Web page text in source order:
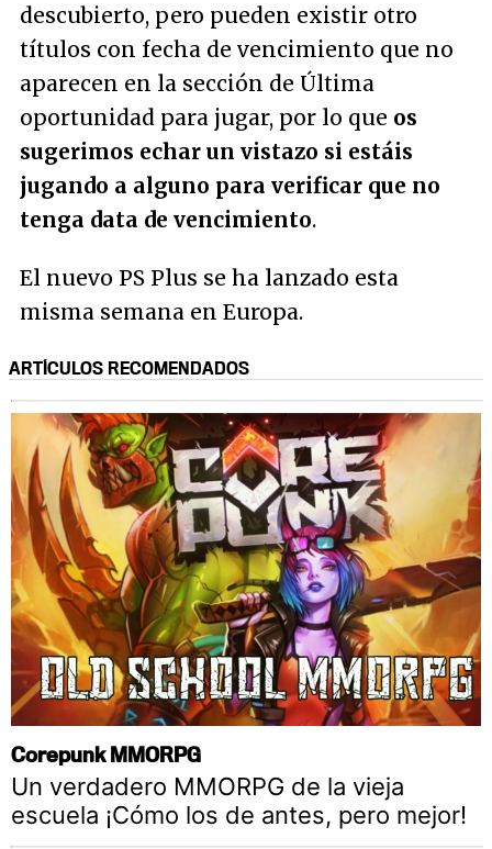
descubierto, pero pueden existir otro
títulos con fecha de vencimiento que no
aparecen en la sección de Última
oportunidad para jugar, por lo que os
sugerimos echar un vistazo si estáis
jugando a alguno para verificar que no
tenga data de vencimiento.
El nuevo PS Plus se ha lanzado esta
misma semana en Europa.
ARTÍCULOS RECOMENDADOS
Corepunk MMORPG
Un verdadero MMORPG de la vieja
escuela ¡Cómo los de antes, pero mejor!